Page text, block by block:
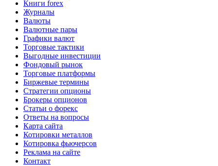
Книги forex
Журналы
Валюты
Валютные пары
Графики валют
Торговые тактики
Выгодные инвестиции
Фондовый рынок
Торговые платформы
Биржевые термины
Стратегии опционы
Брокеры опционов
Статьи о форекс
Ответы на вопросы
Карта сайта
Котировки металлов
Котировка фьючерсов
Реклама на сайте
Контакт